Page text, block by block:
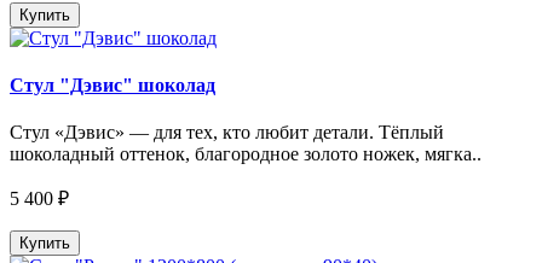
Купить
Стул "Дэвис" шоколад
Стул «Дэвис» — для тех, кто любит детали. Тёплый
шоколадный оттенок, благородное золото ножек, мягка..
5 400 ₽
Купить